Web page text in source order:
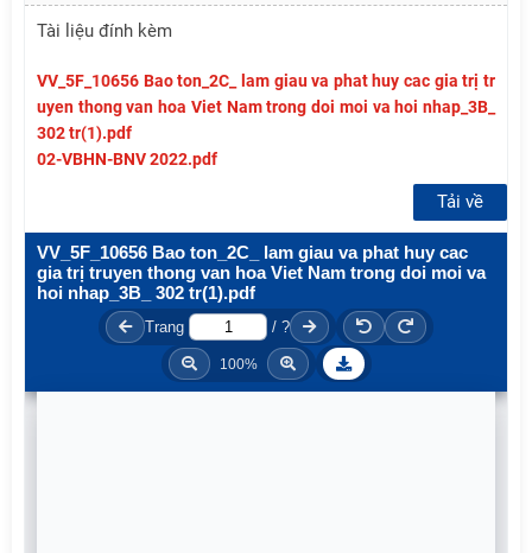
Tài liệu đính kèm
VV_5F_10656 Bao ton_2C_ lam giau va phat huy cac gia trị tr
uyen thong van hoa Viet Nam trong doi moi va hoi nhap_3B_
302 tr(1).pdf
02-VBHN-BNV 2022.pdf
Tải về